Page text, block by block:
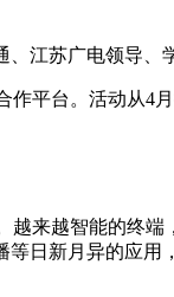
苏广电领导、
台。活动从4月
越智能的终端
日新月异的应用